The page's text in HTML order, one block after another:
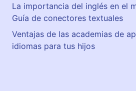
La importancia del inglés en el
Guía de conectores textuales
Ventajas de las academias de
idiomas para tus hijos